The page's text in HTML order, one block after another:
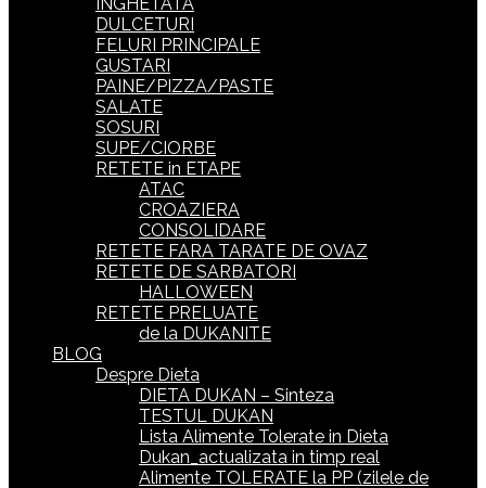
DULCETURI
FELURI PRINCIPALE
GUSTARI
PAINE/PIZZA/PASTE
SALATE
SOSURI
SUPE/CIORBE
RETETE in ETAPE
ATAC
CROAZIERA
CONSOLIDARE
RETETE FARA TARATE DE OVAZ
RETETE DE SARBATORI
HALLOWEEN
RETETE PRELUATE
de la DUKANITE
BLOG
Despre Dieta
DIETA DUKAN – Sinteza
TESTUL DUKAN
Lista Alimente Tolerate in Dieta
Dukan_actualizata in timp real
Alimente TOLERATE la PP (zilele de